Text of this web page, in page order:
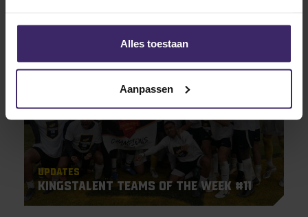
Alles toestaan
Aanpassen
Nov
Updates
KingsTalent Teams of the Week #11